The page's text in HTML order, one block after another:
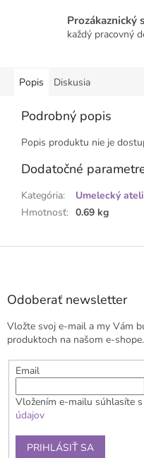
Prozákaznický
každý pracovný
Popis Diskusia
Podrobný popis
Popis produktu nie je
Dodatočné
Kategória:
Umelecký
Hmotnosť: 0.69 kg
Z
Odoberať newsletter
Vložte svoj e-mail a my Vám
produktoch na našom e-shope.
Email
Vložením e-mailu súhlasíte s
údajov
PRIHLÁSIŤ SA